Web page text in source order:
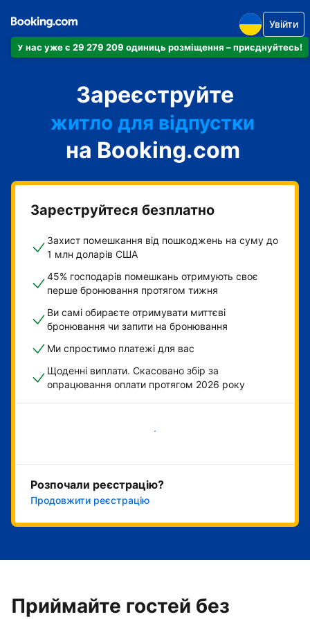
У нас уже є 29 279 209 одиниць розміщення – приєднуйтесь!
Увійти
Зареєструйте
готель
житло для відпустки
гостьовий будинок
готель типу "ліжко і
сніданок"
на Booking.com
Зареструйтеся безплатно
Захист помешкання від пошкоджень на суму до
1 млн доларів США
45% господарів помешкань отримують своє
перше бронювання протягом тижня
Ви самі обираєте отримувати миттєві
бронювання чи запити на бронювання
Ми спростимо платежі для вас
Щоденні виплати. Скасовано збір за
опрацювання оплати протягом 2026 року
Розпочати зараз
Розпочали реєстрацію?
Продовжити реєстрацію
Приймайте гостей без